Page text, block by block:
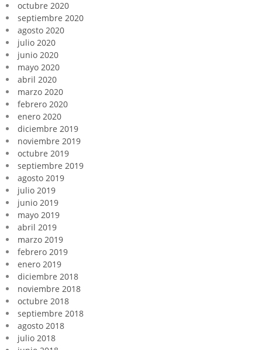
octubre 2020
septiembre 2020
agosto 2020
julio 2020
junio 2020
mayo 2020
abril 2020
marzo 2020
febrero 2020
enero 2020
diciembre 2019
noviembre 2019
octubre 2019
septiembre 2019
agosto 2019
julio 2019
junio 2019
mayo 2019
abril 2019
marzo 2019
febrero 2019
enero 2019
diciembre 2018
noviembre 2018
octubre 2018
septiembre 2018
agosto 2018
julio 2018